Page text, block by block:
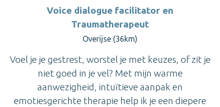
Voice dialogue facilitator en
Traumatherapeut
Overijse (36km)
Voel je je gestrest, worstel je met keuzes, of zit je
niet goed in je vel? Met mijn warme
aanwezigheid, intuïtieve aanpak en
emotiesgerichte therapie help ik je een diepere